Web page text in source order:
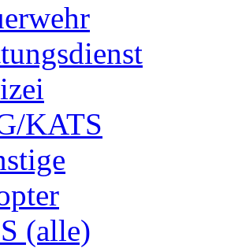
KATS
(alle)